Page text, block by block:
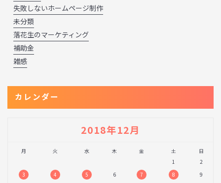
失敗しないホームページ制作
未分類
落花生のマーケティング
補助金
雑感
カレンダー
2018年12月
月 火 水 木 金 土
日
1
2
3
4 5 6 7 8
9